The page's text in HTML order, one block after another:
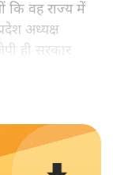
वह राज्य में
अध्यक्ष
ही सरकार